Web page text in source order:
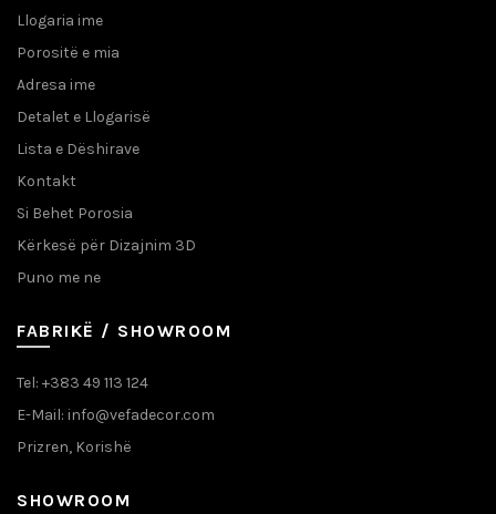
Llogaria ime
Porositë e mia
Adresa ime
Detalet e Llogarisë
Lista e Dëshirave
Kontakt
Si Behet Porosia
Kërkesë për Dizajnim 3D
Puno me ne
FABRIKË / SHOWROOM
Tel: +383 49 113 124
E-Mail: info@vefadecor.com
Prizren, Korishë
SHOWROOM